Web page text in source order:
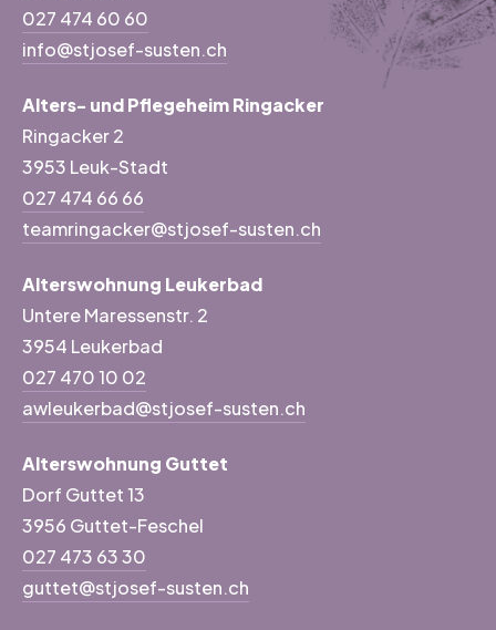
027 474 60 60
info@stjosef-susten.ch
Alters- und Pflegeheim Ringacker
Ringacker 2
3953 Leuk-Stadt
027 474 66 66
teamringacker@stjosef-susten.ch
Alterswohnung Leukerbad
Untere Maressenstr. 2
3954 Leukerbad
027 470 10 02
awleukerbad@stjosef-susten.ch
Alterswohnung Guttet
Dorf Guttet 13
3956 Guttet-Feschel
027 473 63 30
guttet@stjosef-susten.ch